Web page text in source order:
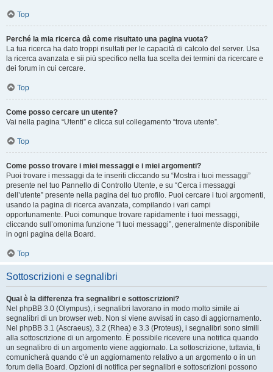
Top
Perché la mia ricerca dà come risultato una pagina vuota?
La tua ricerca ha dato troppi risultati per le capacità di calcolo del server. Usa
la ricerca avanzata e sii più specifico nella tua scelta dei termini da ricercare e
dei forum in cui cercare.
Top
Come posso cercare un utente?
Vai nella pagina “Utenti” e clicca sul collegamento “trova utente”.
Top
Come posso trovare i miei messaggi e i miei argomenti?
Puoi trovare i messaggi da te inseriti cliccando su “Mostra i tuoi messaggi”
presente nel tuo Pannello di Controllo Utente, e su “Cerca i messaggi
dell’utente” presente nella pagina del tuo profilo. Puoi cercare i tuoi argomenti,
usando la pagina di ricerca avanzata, compilando i vari campi
opportunamente. Puoi comunque trovare rapidamente i tuoi messaggi,
cliccando sull’omonima funzione “I tuoi messaggi”, generalmente disponibile
in ogni pagina della Board.
Top
Sottoscrizioni e segnalibri
Qual è la differenza fra segnalibri e sottoscrizioni?
Nel phpBB 3.0 (Olympus), i segnalibri lavorano in modo molto simile ai
segnalibri di un browser web. Non si viene avvisati in caso di aggiornamento.
Nel phpBB 3.1 (Ascraeus), 3.2 (Rhea) e 3.3 (Proteus), i segnalibri sono simili
alla sottoscrizione di un argomento. È possibile ricevere una notifica quando
un segnalibro di un argomento viene aggiornato. La sottoscrizione, tuttavia, ti
comunicherà quando c’è un aggiornamento relativo a un argomento o in un
forum della Board. Opzioni di notifica per segnalibri e sottoscrizioni possono